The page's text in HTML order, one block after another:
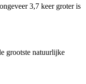
3,7 keer groter is
grootste natuurlijke